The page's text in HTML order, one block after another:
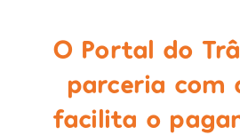
O Portal do
parceria com
facilita o